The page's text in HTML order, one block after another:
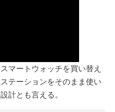
マートウォッチを買い替え
テーションをそのまま使い
計とも言える。